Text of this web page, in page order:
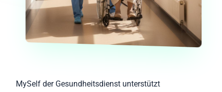
MySelf der Gesundheitsdienst unterstützt